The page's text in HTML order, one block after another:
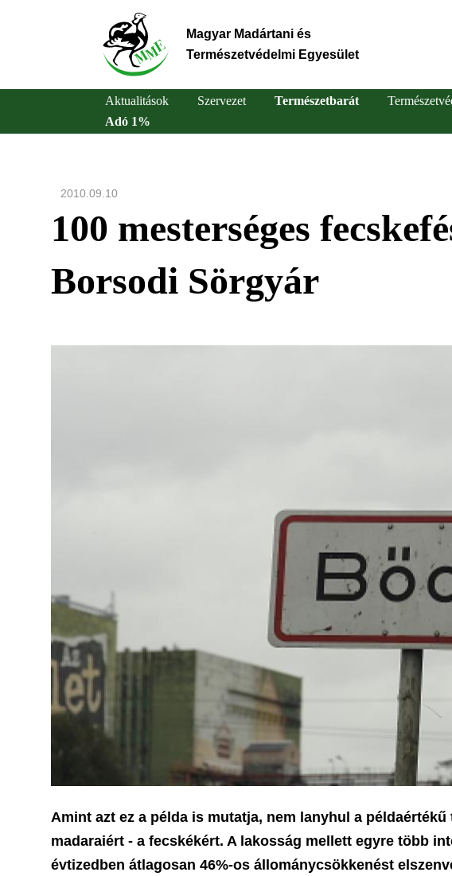
Magyar Madártani és
Természetvédelmi Egyesület
Main
navigation
Aktualitások Szervezet Természetbarát
Adó 1%
2010.09.10
100 mesterséges
Borsodi Sörgyár
Amint azt ez a példa is mutatja, nem lanyhul a
madaraiért - a fecskékért. A lakosság mellett egyre több
évtizedben átlagosan 46%-os állománycsökkenést